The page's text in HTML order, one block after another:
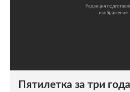
Наука и техника
Из жизни
Пятилетка за три года